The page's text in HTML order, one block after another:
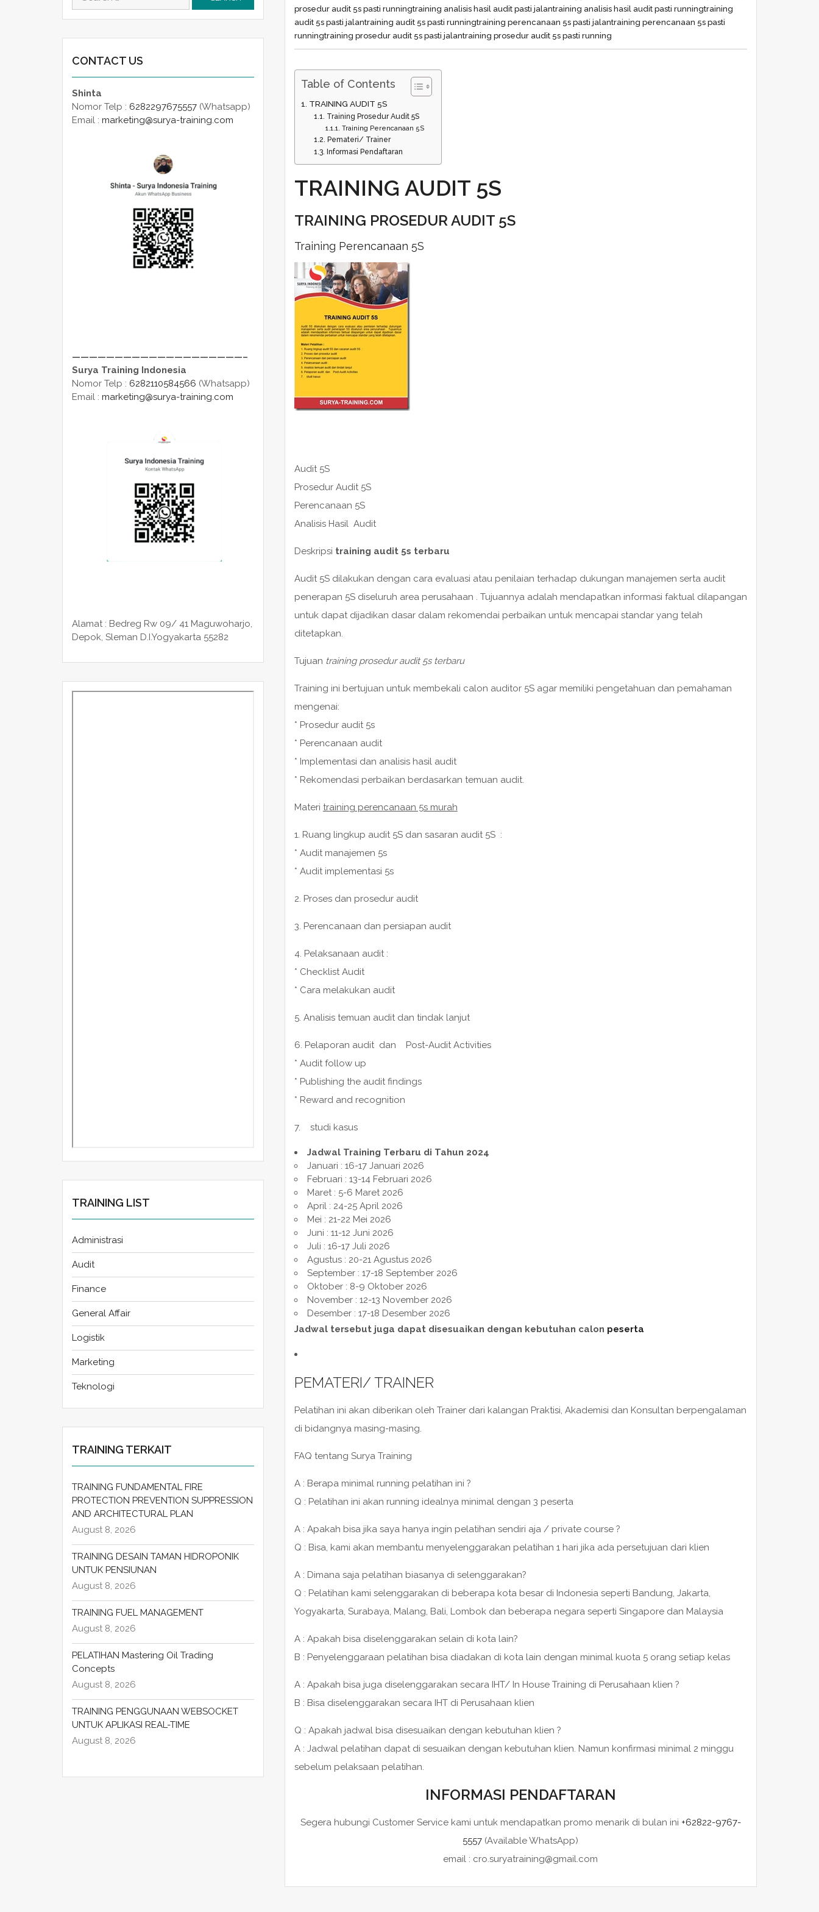
prosedur audit 5s pasti runningtraining analisis hasil audit pasti jalantraining analisis hasil audit pasti runningtraining
audit 5s pasti jalantraining audit 5s pasti runningtraining perencanaan 5s pasti jalantraining perencanaan 5s pasti
runningtraining prosedur audit 5s pasti jalantraining prosedur audit 5s pasti running
Table of Contents
TRAINING AUDIT 5S
Training Prosedur Audit 5S
Training Perencanaan 5S
Pemateri/ Trainer
Informasi Pendaftaran
TRAINING AUDIT 5S
TRAINING PROSEDUR AUDIT 5S
Training Perencanaan 5S
Audit 5S
Prosedur Audit 5S
Perencanaan 5S
Analisis Hasil Audit
Deskripsi training audit 5s terbaru
Audit 5S dilakukan dengan cara evaluasi atau penilaian terhadap dukungan manajemen serta audit
penerapan 5S diseluruh area perusahaan . Tujuannya adalah mendapatkan informasi faktual dilapangan
untuk dapat dijadikan dasar dalam rekomendai perbaikan untuk mencapai standar yang telah
ditetapkan.
Tujuan training prosedur audit 5s terbaru
Training ini bertujuan untuk membekali calon auditor 5S agar memiliki pengetahuan dan pemahaman
mengenai:
* Prosedur audit 5s
* Perencanaan audit
* Implementasi dan analisis hasil audit
* Rekomendasi perbaikan berdasarkan temuan audit.
Materi training perencanaan 5s murah
1. Ruang lingkup audit 5S dan sasaran audit 5S :
* Audit manajemen 5s
* Audit implementasi 5s
2. Proses dan prosedur audit
3. Perencanaan dan persiapan audit
4. Pelaksanaan audit :
* Checklist Audit
* Cara melakukan audit
5. Analisis temuan audit dan tindak lanjut
6. Pelaporan audit dan Post-Audit Activities
* Audit follow up
* Publishing the audit findings
* Reward and recognition
7. studi kasus
Jadwal Training Terbaru di Tahun 2024
Januari : 16-17 Januari 2026
Februari : 13-14 Februari 2026
Maret : 5-6 Maret 2026
April : 24-25 April 2026
Mei : 21-22 Mei 2026
Juni : 11-12 Juni 2026
Juli : 16-17 Juli 2026
Agustus : 20-21 Agustus 2026
September : 17-18 September 2026
Oktober : 8-9 Oktober 2026
November : 12-13 November 2026
Desember : 17-18 Desember 2026
Jadwal tersebut juga dapat disesuaikan dengan kebutuhan calon peserta
PEMATERI/ TRAINER
Pelatihan ini akan diberikan oleh Trainer dari kalangan Praktisi, Akademisi dan Konsultan berpengalaman
di bidangnya masing-masing.
FAQ tentang Surya Training
A : Berapa minimal running pelatihan ini ?
Q : Pelatihan ini akan running idealnya minimal dengan 3 peserta
A : Apakah bisa jika saya hanya ingin pelatihan sendiri aja / private course ?
Q : Bisa, kami akan membantu menyelenggarakan pelatihan 1 hari jika ada persetujuan dari klien
A : Dimana saja pelatihan biasanya di selenggarakan?
Q : Pelatihan kami selenggarakan di beberapa kota besar di Indonesia seperti Bandung, Jakarta,
Yogyakarta, Surabaya, Malang, Bali, Lombok dan beberapa negara seperti Singapore dan Malaysia
A : Apakah bisa diselenggarakan selain di kota lain?
B : Penyelenggaraan pelatihan bisa diadakan di kota lain dengan minimal kuota 5 orang setiap kelas
A : Apakah bisa juga diselenggarakan secara IHT/ In House Training di Perusahaan klien ?
B : Bisa diselenggarakan secara IHT di Perusahaan klien
Q : Apakah jadwal bisa disesuaikan dengan kebutuhan klien ?
A : Jadwal pelatihan dapat di sesuaikan dengan kebutuhan klien. Namun konfirmasi minimal 2 minggu
sebelum pelaksaan pelatihan.
INFORMASI PENDAFTARAN
Segera hubungi Customer Service kami untuk mendapatkan promo menarik di bulan ini +62822-9767-
5557 (Available WhatsApp)
email : cro.suryatraining@gmail.com
for:
CONTACT US
Shinta
Nomor Telp : 6282297675557 (Whatsapp)
Email : marketing@surya-training.com
————————————————————–
Surya Training Indonesia
Nomor Telp : 6282110584566 (Whatsapp)
Email : marketing@surya-training.com
Alamat : Bedreg Rw 09/ 41 Maguwoharjo,
Depok, Sleman D.I.Yogyakarta 55282
TRAINING LIST
Administrasi
Audit
Finance
General Affair
Logistik
Marketing
Teknologi
TRAINING TERKAIT
TRAINING FUNDAMENTAL FIRE
PROTECTION PREVENTION SUPPRESSION
AND ARCHITECTURAL PLAN
August 8, 2026
TRAINING DESAIN TAMAN HIDROPONIK
UNTUK PENSIUNAN
August 8, 2026
TRAINING FUEL MANAGEMENT
August 8, 2026
PELATIHAN Mastering Oil Trading
Concepts
August 8, 2026
TRAINING PENGGUNAAN WEBSOCKET
UNTUK APLIKASI REAL-TIME
August 8, 2026